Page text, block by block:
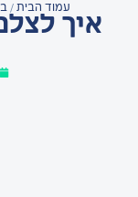
עמוד הבית /
איך